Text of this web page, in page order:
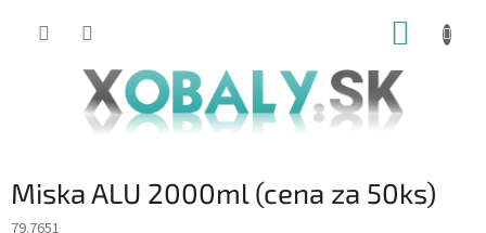
Miska ALU 2000ml (cena za 50ks)